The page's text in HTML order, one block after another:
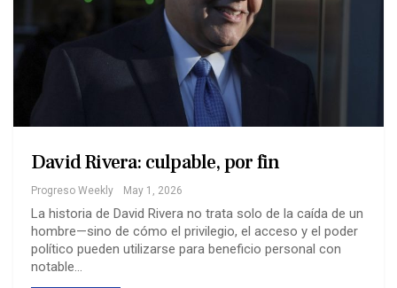
David Rivera: culpable, por fin
Progreso Weekly May 1, 2026
La historia de David Rivera no trata solo de la caída de un
hombre—sino de cómo el privilegio, el acceso y el poder
político pueden utilizarse para beneficio personal con
notable…